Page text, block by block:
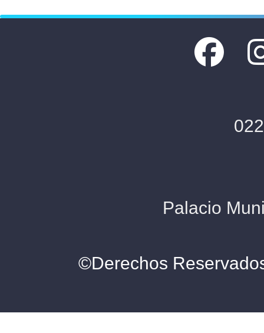
Palacio
©Derechos